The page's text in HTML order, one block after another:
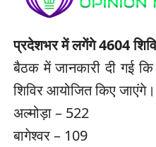
प्रदेशभर में लगेंगे 4604
बैठक में जानकारी दी गई
शिविर आयोजित किए
अल्मोड़ा – 522
बागेश्वर – 109